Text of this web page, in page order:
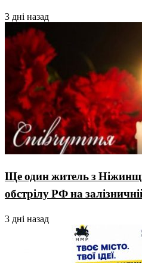
3 дні назад
Ще один житель з
обстрілу РФ на
3 дні назад